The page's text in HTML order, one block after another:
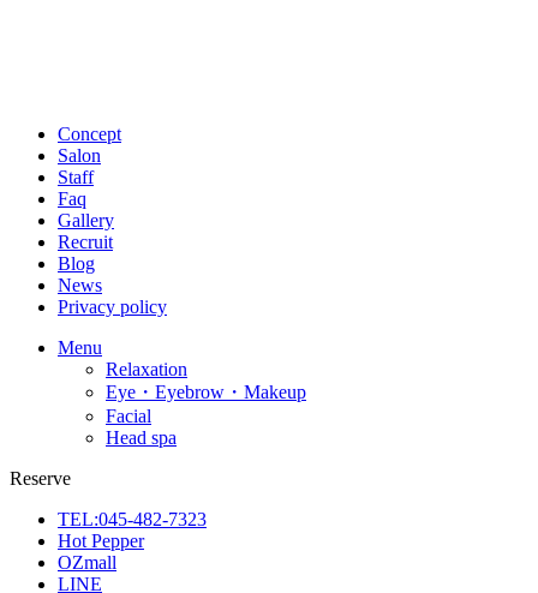
Concept
Salon
Staff
Faq
Gallery
Recruit
Blog
News
Privacy policy
Menu
Relaxation
Eye・Eyebrow・Makeup
Facial
Head spa
Reserve
TEL:045-482-7323
Hot Pepper
OZmall
LINE